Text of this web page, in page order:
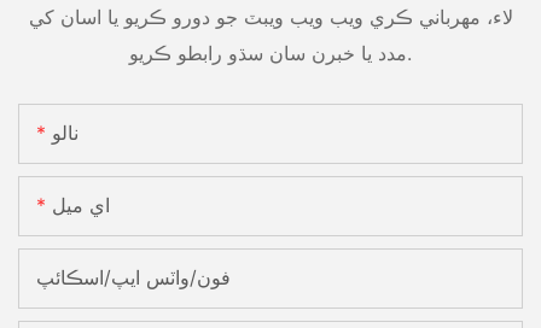
لاء، مهرباني ڪري ويب ويب ويبٽ جو دورو ڪريو يا اسان کي
مدد يا خبرن سان سڌو رابطو ڪريو.
نالو
اي ميل
فون/واٽس ايپ/اسڪائپ